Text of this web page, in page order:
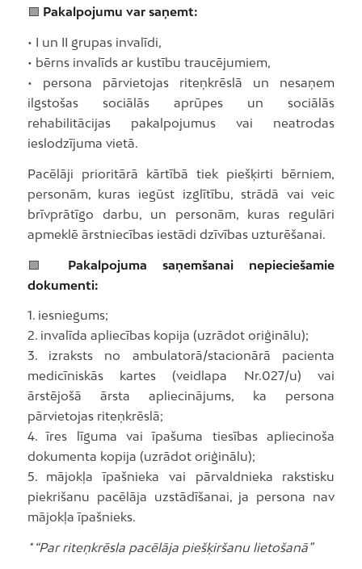
🟩 Pakalpojumu var saņemt:
• I un II grupas invalīdi,
• bērns invalīds ar kustību traucējumiem,
• persona pārvietojas riteņkrēslā un nesaņem
ilgstošas sociālās aprūpes un sociālās
rehabilitācijas pakalpojumus vai neatrodas
ieslodzījuma vietā.
Pacēlāji prioritārā kārtībā tiek piešķirti bērniem,
personām, kuras iegūst izglītību, strādā vai veic
brīvprātīgo darbu, un personām, kuras regulāri
apmeklē ārstniecības iestādi dzīvības uzturēšanai.
🟩 Pakalpojuma saņemšanai nepieciešamie
dokumenti:
1. iesniegums;
2. invalīda apliecības kopija (uzrādot oriģinālu);
3. izraksts no ambulatorā/stacionārā pacienta
medicīniskās kartes (veidlapa Nr.027/u) vai
ārstējošā ārsta apliecinājums, ka persona
pārvietojas riteņkrēslā;
4. īres līguma vai īpašuma tiesības apliecinoša
dokumenta kopija (uzrādot oriģinālu);
5. mājokļa īpašnieka vai pārvaldnieka rakstisku
piekrišanu pacēlāja uzstādīšanai, ja persona nav
mājokļa īpašnieks.
* “Par riteņkrēsla pacēlāja piešķiršanu lietošanā”